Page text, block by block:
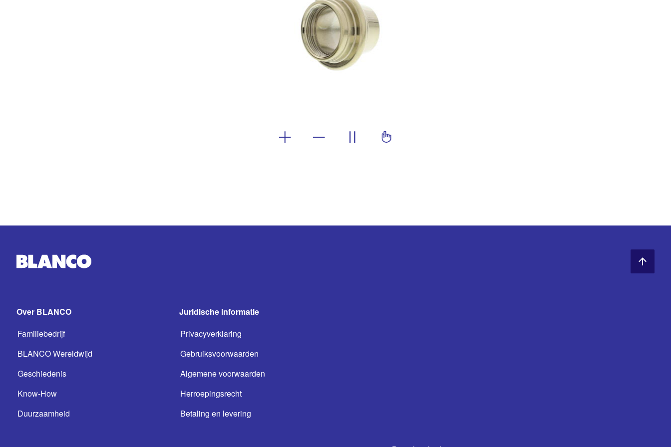
Over BLANCO
Familiebedrijf
BLANCO Wereldwijd
Geschiedenis
Know-How
Duurzaamheid
Juridische informatie
Privacyverklaring
Gebruiksvoorwaarden
Algemene voorwaarden
Herroepingsrecht
Betaling en levering